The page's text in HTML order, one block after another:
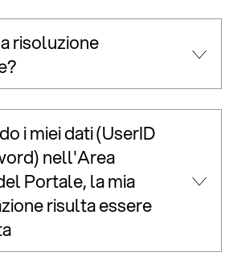
risoluzione
i miei dati (UserID
nell'Area
Portale, la mia
risulta essere